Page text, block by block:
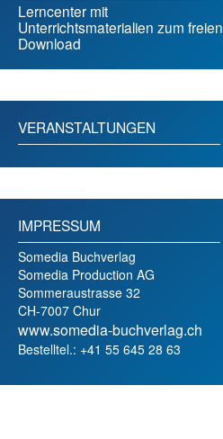
Lerncenter mit
Unterrichtsmaterialien zum freien
Download
VERANSTALTUNGEN
IMPRESSUM
Somedia Buchverlag
Somedia Production AG
Sommeraustrasse 32
CH-7007 Chur
www.somedia-buchverlag.ch
Bestelltel.: +41 55 645 28 63